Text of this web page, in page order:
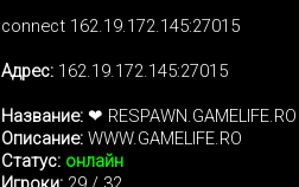
connect 162.19.172.145:27015
Адрес: 162.19.172.145:27015
Название: ❤
Описание: WWW.GAMELIFE.RO
Статус: онлайн